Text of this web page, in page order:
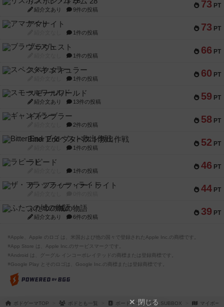
73 PT
紹介文あり 9件の投稿
73 PT
アマナイト
1件の投稿
66 PT
ブラヴェスト
1件の投稿
60 PT
スペクタキュラー
1件の投稿
59 PT
スモールワールド
紹介文あり 13件の投稿
58 PT
ギャンブラー
2件の投稿
52 PT
Bitter End ブタペスト救出作戦
1件の投稿
46 PT
ラピード
1件の投稿
44 PT
ザ・フラッフィー・ライト
39 PT
ふたつの城の物語
紹介文あり 6件の投稿
※Apple、Apple のロゴ は、米国および他の国々で登録されたApple Inc.の商標です。
※App Store は、Apple Inc.のサービスマークです。
※Android は、グーグル インコーポレイテッドの商標または登録商標です。
※Google Play とそのロゴは、Google Inc.の商標または登録商標です。
ボドゲーマTOP ボドとも一覧 ボードゲームカフェSUBBOX マイボー
閉じる